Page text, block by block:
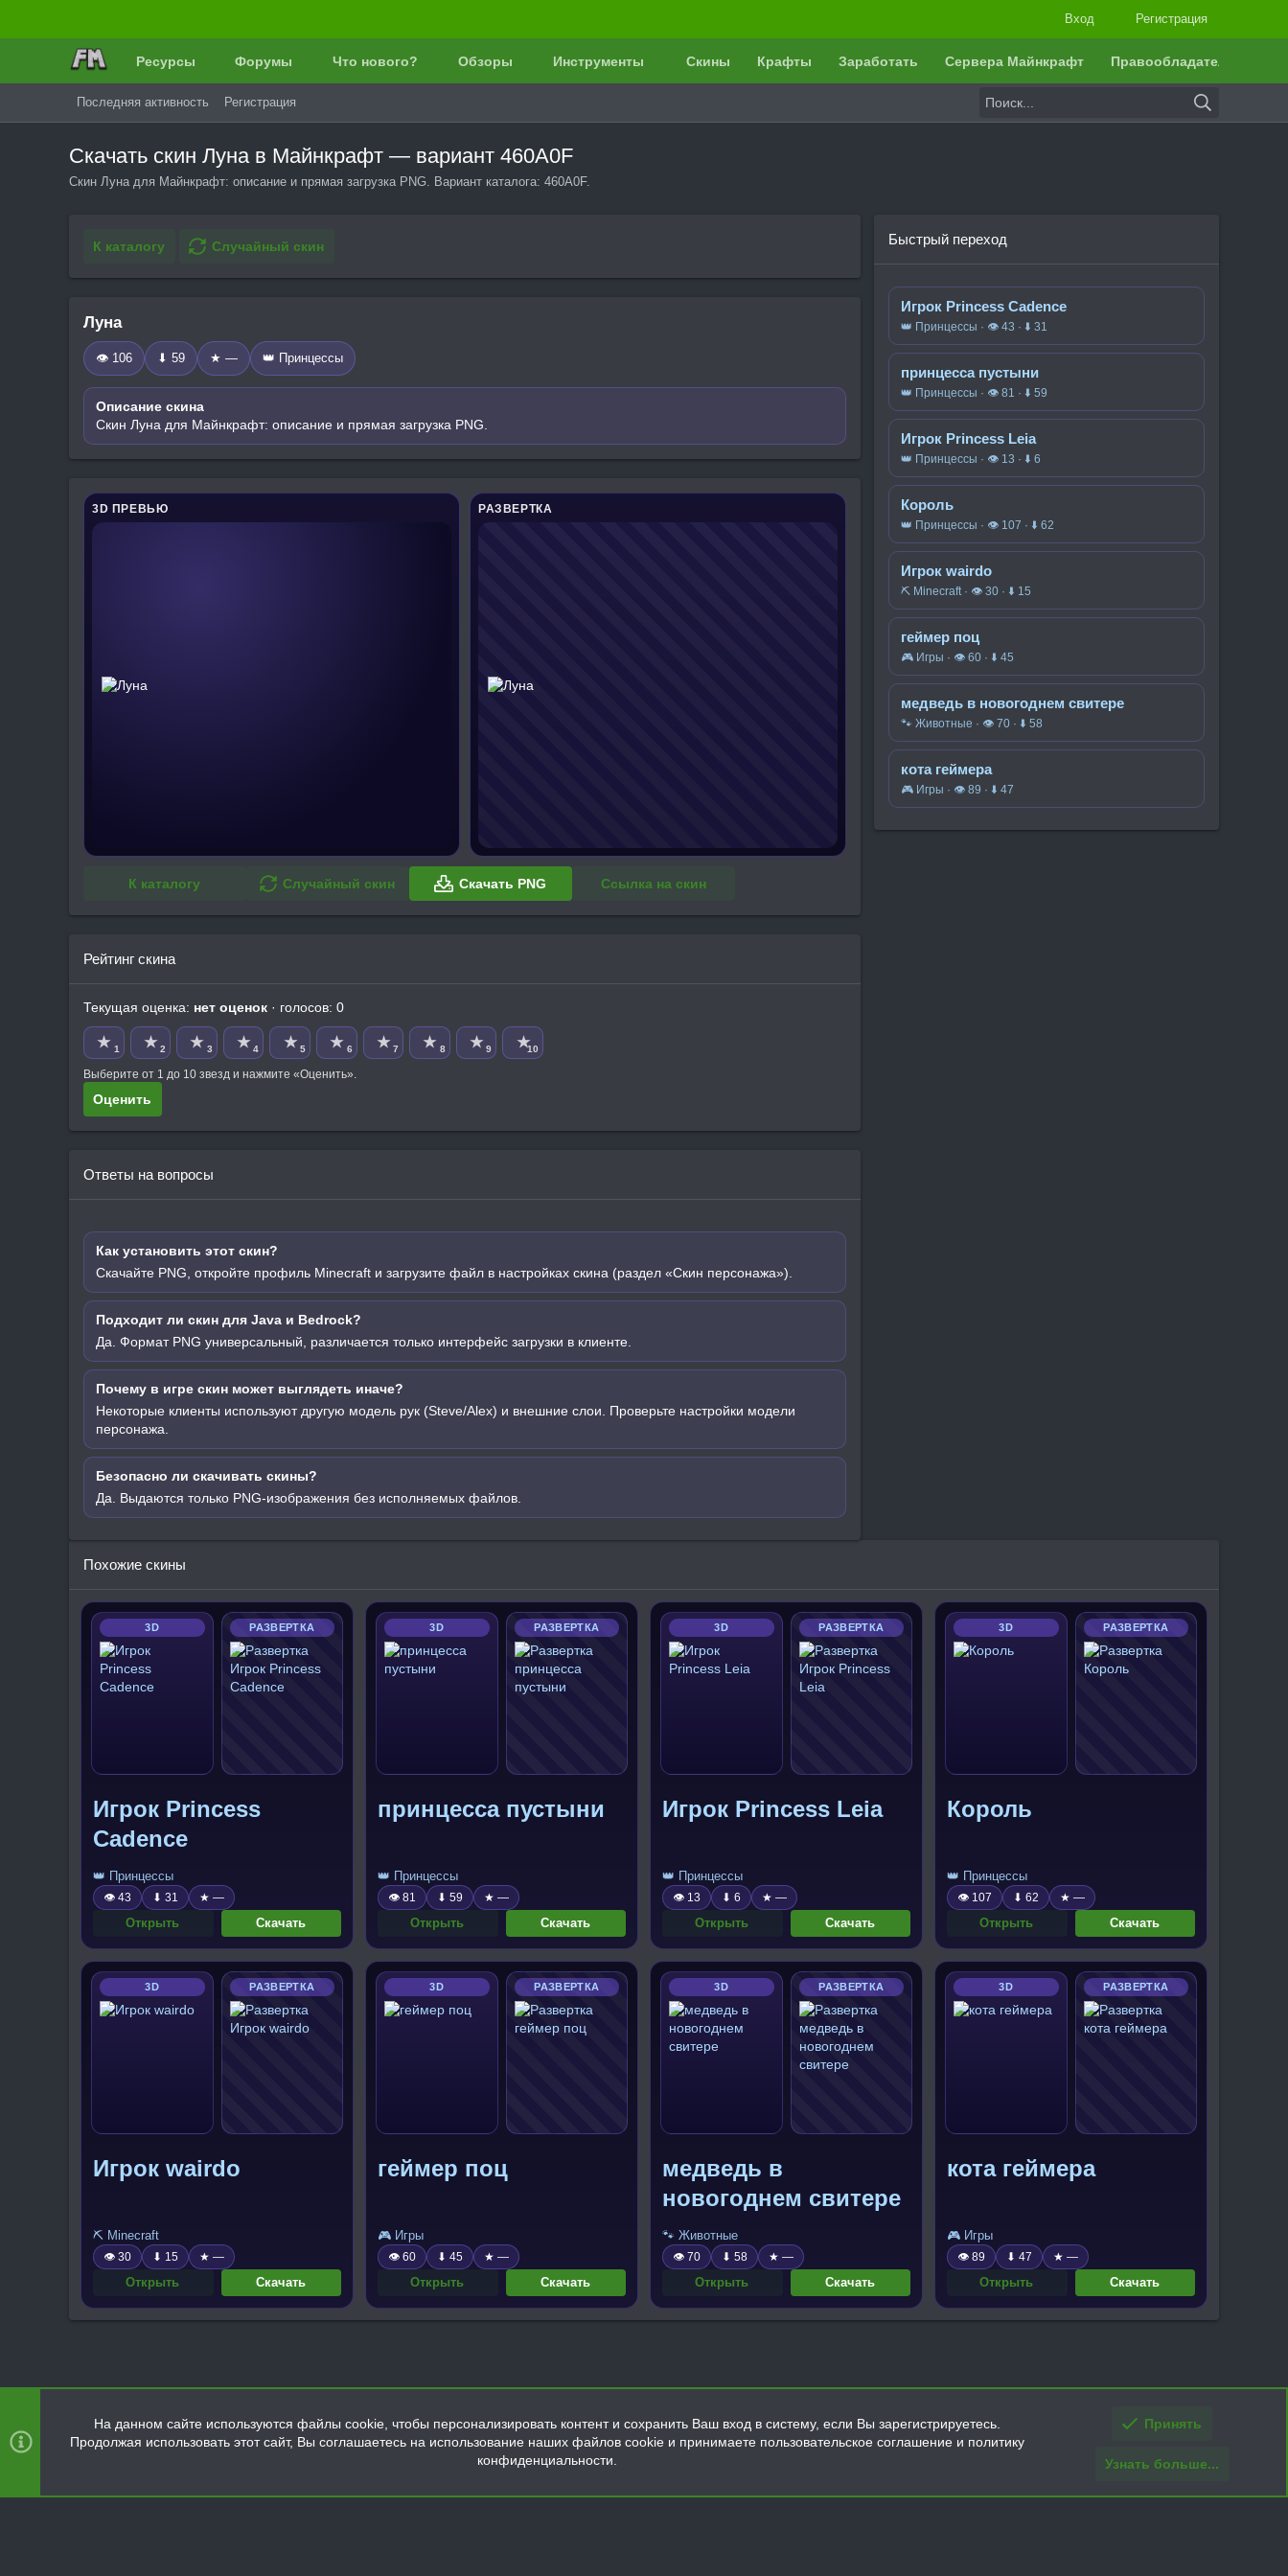
Вход Регистрация
Ресурсы Форумы Что нового? Обзоры Инструменты Скины Крафты Заработать Сервера Майнкрафт Правообладателям
Последняя активность Регистрация
Скачать скин Луна в Майнкрафт — вариант 460A0F
Скин Луна для Майнкрафт: описание и прямая загрузка PNG. Вариант каталога: 460A0F.
К каталогу Случайный скин
Луна
👁 106 ⬇ 59 ★ — 👑 Принцессы
Описание скина
Скин Луна для Майнкрафт: описание и прямая загрузка PNG.
3D ПРЕВЬЮ РАЗВЕРТКА
К каталогу Случайный скин Скачать PNG Ссылка на скин
Рейтинг скина
Текущая оценка: нет оценок · голосов: 0
★ 1 ★ 2 ★ 3 ★ 4 ★ 5 ★ 6 ★ 7 ★ 8 ★ 9 ★10
Выберите от 1 до 10 звезд и нажмите «Оценить».
Оценить
Ответы на вопросы
Как установить этот скин?
Скачайте PNG, откройте профиль Minecraft и загрузите файл в настройках скина (раздел «Скин персонажа»).
Подходит ли скин для Java и Bedrock?
Да. Формат PNG универсальный, различается только интерфейс загрузки в клиенте.
Почему в игре скин может выглядеть иначе?
Некоторые клиенты используют другую модель рук (Steve/Alex) и внешние слои. Проверьте настройки модели
персонажа.
Безопасно ли скачивать скины?
Да. Выдаются только PNG-изображения без исполняемых файлов.
Быстрый переход
Игрок Princess Cadence
👑 Принцессы · 👁 43 · ⬇ 31
принцесса пустыни
👑 Принцессы · 👁 81 · ⬇ 59
Игрок Princess Leia
👑 Принцессы · 👁 13 · ⬇ 6
Король
👑 Принцессы · 👁 107 · ⬇ 62
Игрок wairdo
⛏️ Minecraft · 👁 30 · ⬇ 15
геймер поц
🎮 Игры · 👁 60 · ⬇ 45
медведь в новогоднем свитере
🐾 Животные · 👁 70 · ⬇ 58
кота геймера
🎮 Игры · 👁 89 · ⬇ 47
Похожие скины
3D РАЗВЕРТКА
Игрок Princess
Cadence
👑 Принцессы
👁 43 ⬇ 31 ★ —
Открыть Скачать
3D РАЗВЕРТКА
принцесса пустыни
👑 Принцессы
👁 81 ⬇ 59 ★ —
Открыть Скачать
3D РАЗВЕРТКА
Игрок Princess Leia
👑 Принцессы
👁 13 ⬇ 6 ★ —
Открыть Скачать
3D РАЗВЕРТКА
Король
👑 Принцессы
👁 107 ⬇ 62 ★ —
Открыть Скачать
3D РАЗВЕРТКА
Игрок wairdo
⛏️ Minecraft
👁 30 ⬇ 15 ★ —
Открыть Скачать
3D РАЗВЕРТКА
геймер поц
🎮 Игры
👁 60 ⬇ 45 ★ —
Открыть Скачать
3D РАЗВЕРТКА
медведь в
новогоднем свитере
🐾 Животные
👁 70 ⬇ 58 ★ —
Открыть Скачать
3D РАЗВЕРТКА
кота геймера
🎮 Игры
👁 89 ⬇ 47 ★ —
Открыть Скачать
Главная
R
S
На данном сайте используются файлы cookie, чтобы персонализировать контент и сохранить Ваш вход в систему, если Вы зарегистрируетесь.
Продолжая использовать этот сайт, Вы соглашаетесь на использование наших файлов cookie и принимаете пользовательское соглашение и политику
конфиденциальности.
Принять
Узнать больше...